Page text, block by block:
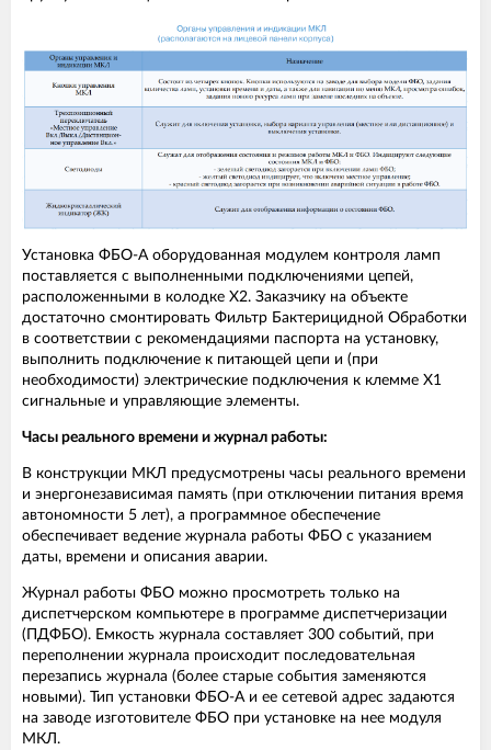
Установка ФБО-А оборудованная модулем контроля ламп
поставляется с выполненными подключениями цепей,
расположенными в колодке Х2. Заказчику на объекте
достаточно смонтировать Фильтр Бактерицидной Обработки
в соответствии с рекомендациями паспорта на установку,
выполнить подключение к питающей цепи и (при
необходимости) электрические подключения к клемме Х1
сигнальные и управляющие элементы.
Часы реального времени и журнал работы:
В конструкции МКЛ предусмотрены часы реального времени
и энергонезависимая память (при отключении питания время
автономности 5 лет), а программное обеспечение
обеспечивает ведение журнала работы ФБО с указанием
даты, времени и описания аварии.
Журнал работы ФБО можно просмотреть только на
диспетчерском компьютере в программе диспетчеризации
(ПДФБО). Емкость журнала составляет 300 событий, при
переполнении журнала происходит последовательная
перезапись журнала (более старые события заменяются
новыми). Тип установки ФБО-А и ее сетевой адрес задаются
на заводе изготовителе ФБО при установке на нее модуля
МКЛ.